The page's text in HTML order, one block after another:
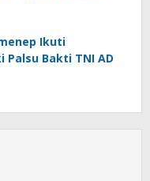
Ikuti
Palsu Bakti TNI AD